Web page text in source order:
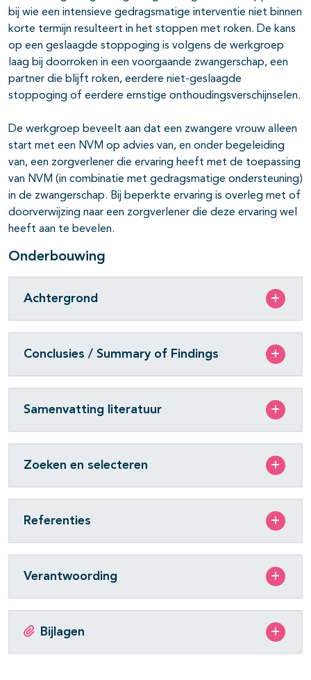
bij wie een intensieve gedragsmatige interventie niet binnen
korte termijn resulteert in het stoppen met roken. De kans
op een geslaagde stoppoging is volgens de werkgroep
laag bij doorroken in een voorgaande zwangerschap, een
partner die blijft roken, eerdere niet-geslaagde
stoppoging of eerdere ernstige onthoudingsverschijnselen.
De werkgroep beveelt aan dat een zwangere vrouw alleen
start met een NVM op advies van, en onder begeleiding
van, een zorgverlener die ervaring heeft met de toepassing
van NVM (in combinatie met gedragsmatige ondersteuning)
in de zwangerschap. Bij beperkte ervaring is overleg met of
doorverwijzing naar een zorgverlener die deze ervaring wel
heeft aan te bevelen.
Onderbouwing
Achtergrond
Conclusies / Summary of Findings
Samenvatting literatuur
Zoeken en selecteren
Referenties
Verantwoording
Bijlagen